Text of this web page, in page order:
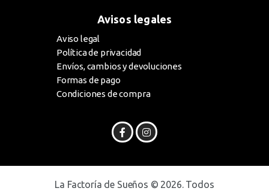
Avisos legales
Aviso legal
Política de privacidad
Envíos, cambios y devoluciones
Formas de pago
Condiciones de compra
La Factoría de Sueños © 2026. Todos